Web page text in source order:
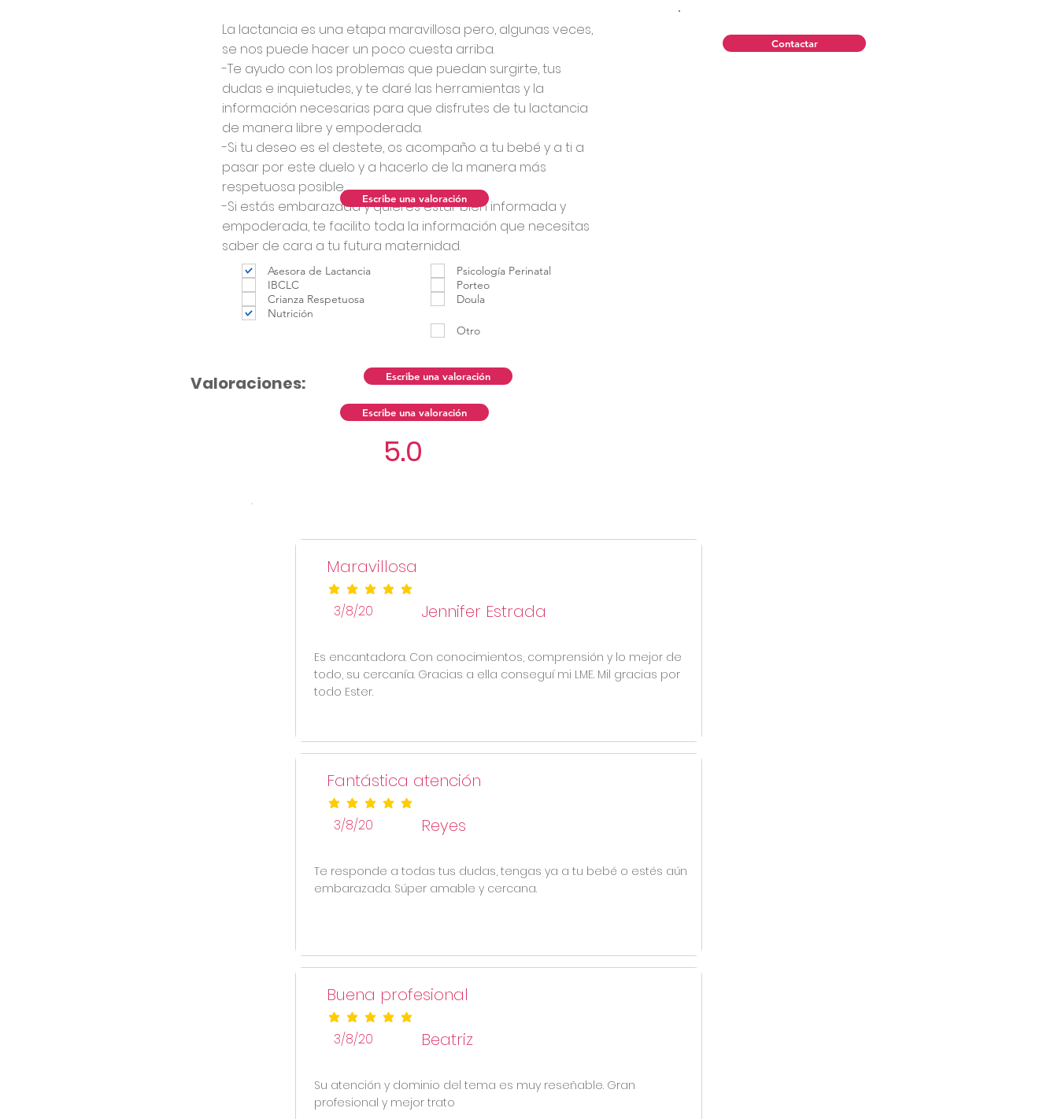
La lactancia es una etapa maravillosa pero, algunas veces,
se nos puede hacer un poco cuesta arriba.
-Te ayudo con los problemas que puedan surgirte, tus
dudas e inquietudes, y te daré las herramientas y la
información necesarias para que disfrutes de tu lactancia
de manera libre y empoderada.
-Si tu deseo es el destete, os acompaño a tu bebé y a ti a
pasar por este duelo y a hacerlo de la manera más
respetuosa posible.
-Si estás embarazada y quieres estar bien informada y
empoderada, te facilito toda la información que necesitas
saber de cara a tu futura maternidad.
Asesora de Lactancia
IBCLC
Crianza Respetuosa
Nutrición
Psicología Perinatal
Porteo
Doula
Otro
Contactar
Valoraciones: Escribe una valoración
5.0
Maravillosa
la calificación promedio es 5 de 5
3/8/20 Jennifer Estrada
Es encantadora. Con conocimientos, comprensión y lo mejor de
todo, su cercanía. Gracias a ella conseguí mi LME. Mil gracias por
todo Ester.
Escribe una valoración
Fantástica atención
la calificación promedio es 5 de 5
3/8/20 Reyes
Te responde a todas tus dudas, tengas ya a tu bebé o estés aún
embarazada. Súper amable y cercana.
Escribe una valoración
Buena profesional
la calificación promedio es 5 de 5
3/8/20 Beatriz
Su atención y dominio del tema es muy reseñable. Gran
profesional y mejor trato